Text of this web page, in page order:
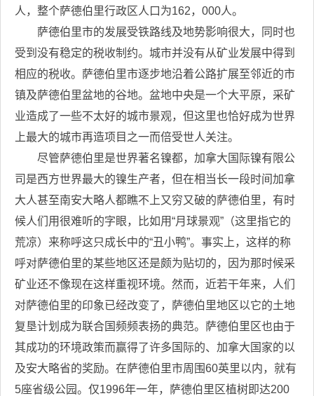
人，整个萨德伯里行政区人口为162，000人。
萨德伯里市的发展受铁路线及地势影响很大，同时也
受到没有稳定的税收制约。城市并没有从矿业发展中得到
相应的税收。萨德伯里市逐步地沿着公路扩展至邻近的市
镇及萨德伯里盆地的谷地。盆地中央是一个大平原，采矿
业造成了一些不太好的城市景观，但这里也恰好成为世界
上最大的城市再造项目之一而倍受世人关注。
尽管萨德伯里是世界著名镍都，加拿大国际镍有限公
司是西方世界最大的镍生产者，但在相当长一段时间加拿
大人甚至南安大略人都瞧不上又穷又破的萨德伯里，有时
候人们用很难听的字眼，比如用“月球景观”（这里指它的
荒凉）来称呼这只成长中的“丑小鸭”。事实上，这样的称
呼对萨德伯里的某些地区还是颇为贴切的，因为那时候采
矿业还不像现在这样重视环境。然而，近若干年来，人们
对萨德伯里的印象已经改变了，萨德伯里地区以它的土地
复垦计划成为联合国频频表扬的典范。萨德伯里区也由于
其成功的环境政策而赢得了许多国际的、加拿大国家的以
及安大略省的奖励。在萨德伯里市周围60英里以内，就有
5座省级公园。仅1996年一年，萨德伯里区植树即达200